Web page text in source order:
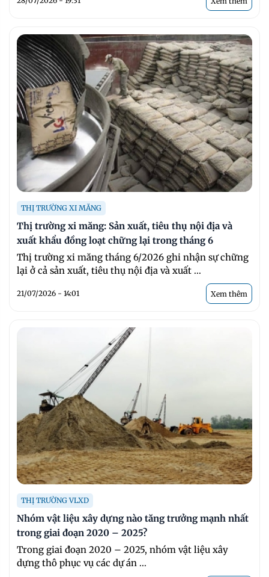
THỊ TRƯỜNG XI MĂNG
Thị trường xi măng: Sản xuất, tiêu thụ nội địa và
xuất khẩu đồng loạt chững lại trong tháng 6
Thị trường xi măng tháng 6/2026 ghi nhận sự chững
lại ở cả sản xuất, tiêu thụ nội địa và xuất ...
21/07/2026 - 14:01 Xem thêm
THỊ TRƯỜNG VLXD
Nhóm vật liệu xây dựng nào tăng trưởng mạnh nhất
trong giai đoạn 2020 – 2025?
Trong giai đoạn 2020 – 2025, nhóm vật liệu xây
dựng thô phục vụ các dự án ...